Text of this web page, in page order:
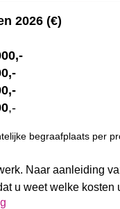
2026 (€)
,-
begraafplaats per
Naar aanleiding
u weet welke kosten